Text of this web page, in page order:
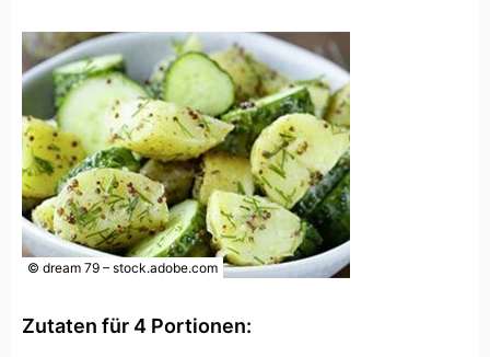
© dream 79 – stock.adobe.com
Zutaten für 4 Portionen: